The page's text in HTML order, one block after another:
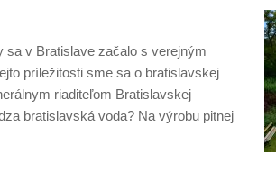
sa v Bratislave začalo s verejným
príležitosti sme sa o bratislavskej
riaditeľom Bratislavskej
bratislavská voda? Na výrobu pitnej